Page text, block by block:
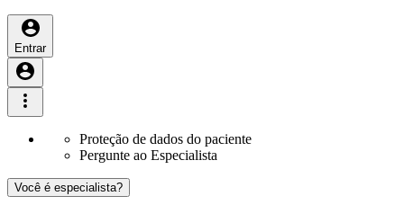
Entrar
Proteção de dados do paciente
Pergunte ao Especialista
Você é especialista?